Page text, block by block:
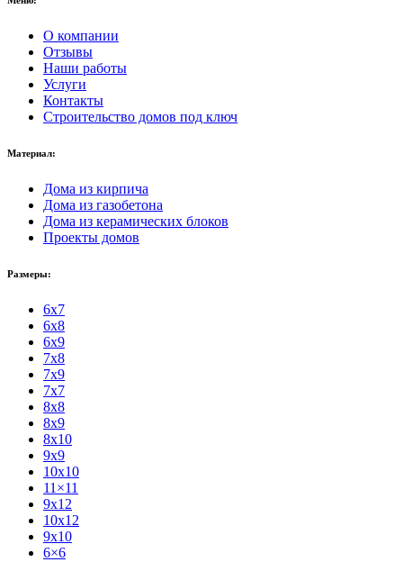
О компании
Отзывы
Наши работы
Услуги
Контакты
Строительство домов под ключ
Материал:
Дома из кирпича
Дома из газобетона
Дома из керамических блоков
Проекты домов
Размеры:
6x7
6x8
6x9
7x8
7x9
7x7
8x8
8x9
8x10
9x9
10x10
11×11
9x12
10x12
9x10
6×6